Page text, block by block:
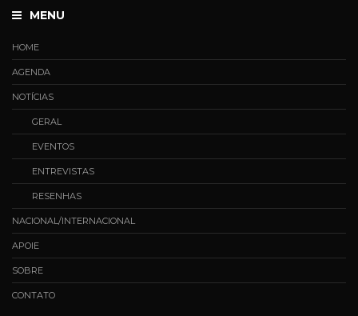
MENU
HOME
AGENDA
NOTÍCIAS
GERAL
EVENTOS
ENTREVISTAS
RESENHAS
NACIONAL/INTERNACIONAL
APOIE
SOBRE
CONTATO